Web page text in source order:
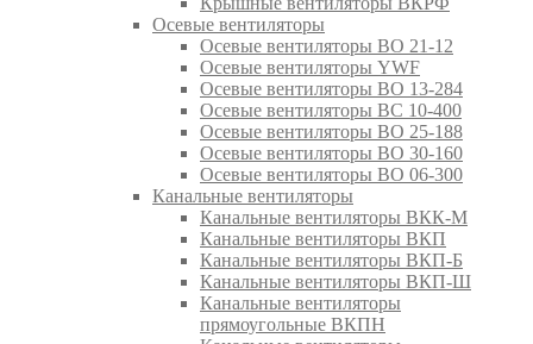
Осевые вентиляторы
Осевые вентиляторы ВО 21-12
Осевые вентиляторы YWF
Осевые вентиляторы ВО 13-284
Осевые вентиляторы ВС 10-400
Осевые вентиляторы ВО 25-188
Осевые вентиляторы ВО 30-160
Осевые вентиляторы ВО 06-300
Канальные вентиляторы
Канальные вентиляторы ВКК-М
Канальные вентиляторы ВКП
Канальные вентиляторы ВКП-Б
Канальные вентиляторы ВКП-Ш
Канальные вентиляторы
прямоугольные ВКПН